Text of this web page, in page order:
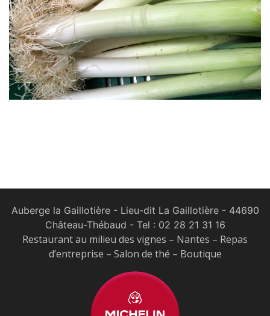
Auberge la Gaillotière - Lieu-dit La Gaillotière - 44690
Château-Thébaud - Tel : 02 28 21 31 16
Restaurant au milieu des vignes – Nantes – Repas
d’entreprise – Salon de thé – Boutique